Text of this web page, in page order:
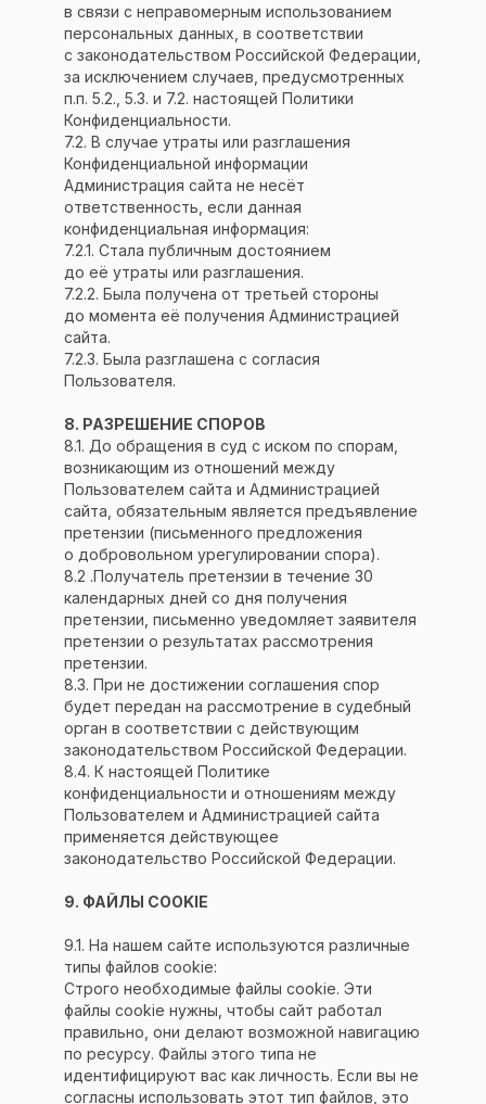
в связи с неправомерным использованием
персональных данных, в соответствии
с законодательством Российской Федерации,
за исключением случаев, предусмотренных
п.п. 5.2., 5.3. и 7.2. настоящей Политики
Конфиденциальности.
7.2. В случае утраты или разглашения
Конфиденциальной информации
Администрация сайта не несёт
ответственность, если данная
конфиденциальная информация:
7.2.1. Стала публичным достоянием
до её утраты или разглашения.
7.2.2. Была получена от третьей стороны
до момента её получения Администрацией
сайта.
7.2.3. Была разглашена с согласия
Пользователя.
8. РАЗРЕШЕНИЕ СПОРОВ
8.1. До обращения в суд с иском по спорам,
возникающим из отношений между
Пользователем сайта и Администрацией
сайта, обязательным является предъявление
претензии (письменного предложения
о добровольном урегулировании спора).
8.2 .Получатель претензии в течение 30
календарных дней со дня получения
претензии, письменно уведомляет заявителя
претензии о результатах рассмотрения
претензии.
8.3. При не достижении соглашения спор
будет передан на рассмотрение в судебный
орган в соответствии с действующим
законодательством Российской Федерации.
8.4. К настоящей Политике
конфиденциальности и отношениям между
Пользователем и Администрацией сайта
применяется действующее
законодательство Российской Федерации.
9. ФАЙЛЫ COOKIE
9.1. На нашем сайте используются различные
типы файлов cookie:
Строго необходимые файлы cookie. Эти
файлы cookie нужны, чтобы сайт работал
правильно, они делают возможной навигацию
по ресурсу. Файлы этого типа не
идентифицируют вас как личность. Если вы не
согласны использовать этот тип файлов, это
Документы:
Политика конфиденциальности
Согласие на обработку персональных
данных
Другие курсы:
Интернет-маркетолог
Контекстная реклама Яндекс.Директ
Email-маркетинг и аналитика
Курс:
Программа
Автор курса
Тарифы
ИНН: 660406057179
ОГРН ИП: 310660406200010
© 2011 | Все права защищены
Самостоятельно